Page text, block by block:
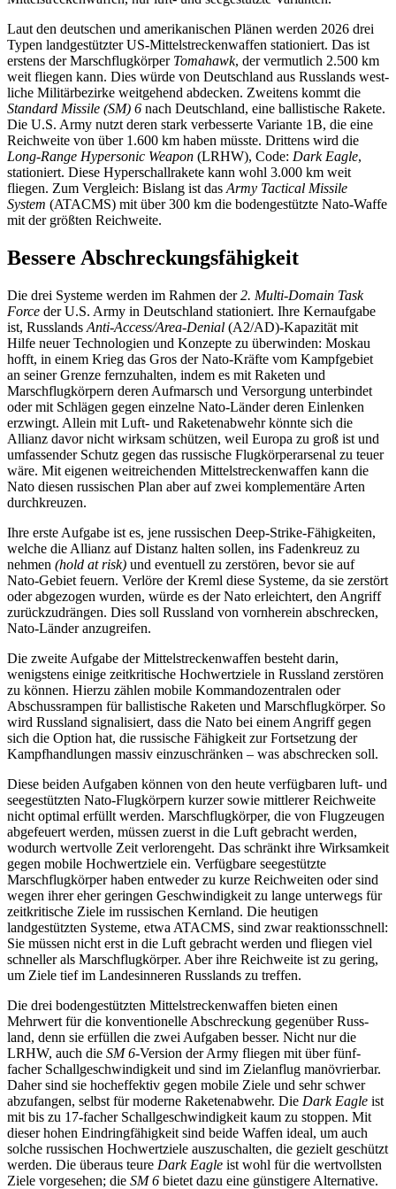
Laut den deutschen und amerikanischen Plänen werden 2026 drei
Typen landgestütz­ter US-Mittelstreckenwaffen stationiert. Das ist
erstens der Marschflugkörper Tomahawk, der vermutlich 2.500 km
weit fliegen kann. Dies würde von Deutschland aus Russlands west­
liche Militärbezirke weitgehend ab­decken. Zweitens kommt die
Standard Missile (SM) 6 nach Deutschland, eine ballis­tische Rakete.
Die U.S. Army nutzt deren stark verbesserte Variante 1B, die eine
Reich­weite von über 1.600 km haben müsste. Drittens wird die
Long-Range Hyper­sonic Weapon (LRHW), Code: Dark Eagle,
stationiert. Diese Hyperschallrakete kann wohl 3.000 km weit
fliegen. Zum Vergleich: Bislang ist das Army Tactical Missile
System (ATACMS) mit über 300 km die boden­gestützte Nato-Waffe
mit der größten Reichweite.
Bessere Abschreckungsfähigkeit
Die drei Systeme werden im Rahmen der2. Multi-Domain Task
Force der U.S. Army in Deutschland stationiert. Ihre Kernaufgabe
ist, Russlands Anti-Access/Area-Denial (A2/AD)-Kapazität mit
Hilfe neuer Technologien und Konzepte zu überwinden: Moskau
hofft, in einem Krieg das Gros der Nato-Kräfte vom Kampfgebiet
an seiner Grenze fernzuhalten, indem es mit Raketen und
Marschflugkörpern deren Aufmarsch und Versorgung unterbindet
oder mit Schlägen gegen einzel­ne Nato-Länder deren Einlenken
erzwingt. Allein mit Luft- und Raketen­abwehr könnte sich die
Allianz davor nicht wirksam schüt­zen, weil Europa zu groß ist und
umfassender Schutz gegen das russische Flugkörper­arsenal zu teuer
wäre. Mit eigenen weit­reichen­den Mittelstreckenwaffen kann die
Nato diesen russi­schen Plan aber auf zwei komplementäre Arten
durchkreuzen.
Ihre erste Aufgabe ist es, jene russischen Deep-Strike-Fähigkeiten,
welche die Allianz auf Distanz halten sollen, ins Fadenkreuz zu
nehmen (hold at risk) und eventuell zu zer­stören, bevor sie auf
Nato-Gebiet feuern. Verlöre der Kreml diese Systeme, da sie zerstört
oder abgezogen wurden, würde es der Nato erleichtert, den Angriff
zurückzudrängen. Dies soll Russland von vornherein abschrecken,
Nato-Länder anzugreifen.
Die zweite Aufgabe der Mittelstreckenwaffen besteht darin,
wenigstens einige zeitkritische Hochwertziele in Russland zerstören
zu können. Hierzu zählen mobile Kommandozentralen oder
Abschussrampen für ballistische Raketen und Marschflugkörper. So
wird Russland signalisiert, dass die Nato bei einem Angriff gegen
sich die Option hat, die russische Fähigkeit zur Fortsetzung der
Kampfhandlungen massiv einzuschränken – was abschrecken soll.
Diese beiden Aufgaben können von den heute verfügbaren luft- und
seegestützten Nato-Flugkörpern kurzer sowie mittlerer Reichweite
nicht optimal erfüllt werden. Marschflugkörper, die von Flugzeugen
abgefeuert werden, müssen zuerst in die Luft gebracht werden,
wodurch wertvolle Zeit verlorengeht. Das schränkt ihre Wirk­samkeit
gegen mobile Hochwertziele ein. Verfügbare seegestützte
Marschflugkörper haben entweder zu kurze Reich­weiten oder sind
wegen ihrer eher geringen Geschwindigkeit zu lange unterwegs für
zeitkritische Ziele im russischen Kernland. Die heutigen
landgestützten Systeme, etwa ATACMS, sind zwar reaktionsschnell:
Sie müssen nicht erst in die Luft gebracht werden und fliegen viel
schneller als Marsch­flugkörper. Aber ihre Reichweite ist zu gering,
um Ziele tief im Landesinneren Russlands zu treffen.
Die drei bodengestützten Mittelstrecken­waffen bieten einen
Mehrwert für die kon­ven­tionelle Abschreckung gegenüber Russ­
land, denn sie erfüllen die zwei Aufgaben besser. Nicht nur die
LRHW, auch die SM 6-Version der Army fliegen mit über fünf­
facher Schallgeschwindigkeit und sind im Zielanflug manövrierbar.
Daher sind sie hocheffektiv gegen mobile Ziele und sehr schwer
abzufangen, selbst für moderne Raketenabwehr. Die Dark Eagle ist
mit bis zu 17-facher Schallgeschwindigkeit kaum zu stoppen. Mit
dieser hohen Eindringfähigkeit sind beide Waffen ideal, um auch
solche russischen Hochwertziele auszuschalten, die gezielt geschützt
werden. Die überaus teure Dark Eagle ist wohl für die wertvollsten
Ziele vorgesehen; die SM 6 bietet dazu eine günstigere Alternative.